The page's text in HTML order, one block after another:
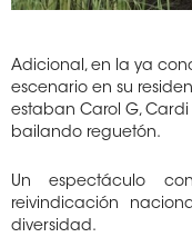
Adicional, en la ya
escenario en su
estaban Carol G, Cardi
bailando reguetón.
Un espectáculo
reivindicación
diversidad.